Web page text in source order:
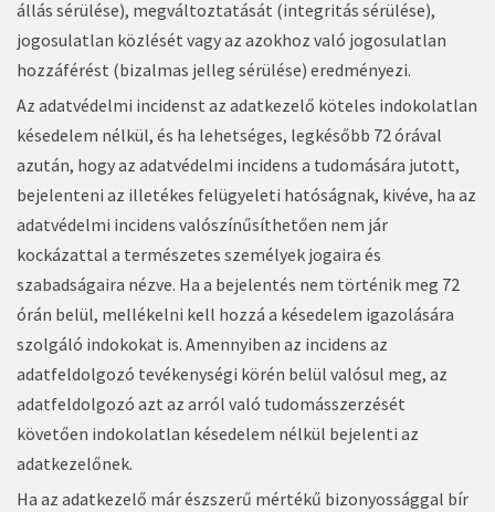
állás sérülése), megváltoztatását (integritás sérülése),
jogosulatlan közlését vagy az azokhoz való jogosulatlan
hozzáférést (bizalmas jelleg sérülése) eredményezi.
Az adatvédelmi incidenst az adatkezelő köteles indokolatlan
késedelem nélkül, és ha lehetséges, legkésőbb 72 órával
azután, hogy az adatvédelmi incidens a tudomására jutott,
bejelenteni az illetékes felügyeleti hatóságnak, kivéve, ha az
adatvédelmi incidens valószínűsíthetően nem jár
kockázattal a természetes személyek jogaira és
szabadságaira nézve. Ha a bejelentés nem történik meg 72
órán belül, mellékelni kell hozzá a késedelem igazolására
szolgáló indokokat is. Amennyiben az incidens az
adatfeldolgozó tevékenységi körén belül valósul meg, az
adatfeldolgozó azt az arról való tudomásszerzését
követően indokolatlan késedelem nélkül bejelenti az
adatkezelőnek.
Ha az adatkezelő már észszerű mértékű bizonyossággal bír